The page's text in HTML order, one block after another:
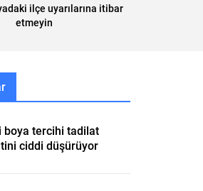
ilçe uyarılarına itibar
etmeyin
boya tercihi tadilat
ciddi düşürüyor